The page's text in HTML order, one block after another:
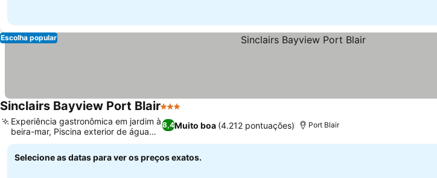
Escolha popular
Sinclairs Bayview Port Blair3 Estrelas
8,4Muito boa (4.212 pontuações)
Experiência gastronômica em jardim à
beira-mar, Piscina exterior de água
doce
Port Blair
Selecione as datas para ver os preços exatos.